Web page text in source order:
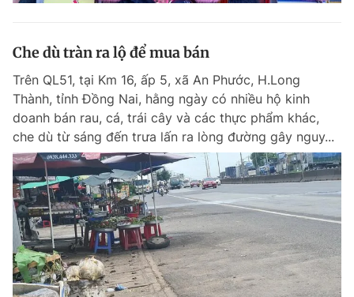
Che dù tràn ra lộ để mua bán
Trên QL51, tại Km 16, ấp 5, xã An Phước, H.Long
Thành, tỉnh Đồng Nai, hằng ngày có nhiều hộ kinh
doanh bán rau, cá, trái cây và các thực phẩm khác,
che dù từ sáng đến trưa lấn ra lòng đường gây nguy...